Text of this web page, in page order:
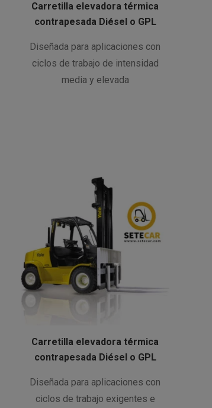
Carretilla elevadora térmica
contrapesada Diésel o GPL
Diseñada para aplicaciones con
ciclos de trabajo de intensidad
media y elevada
Carretilla elevadora térmica
contrapesada Diésel o GPL
Diseñada para aplicaciones con
ciclos de trabajo exigentes e